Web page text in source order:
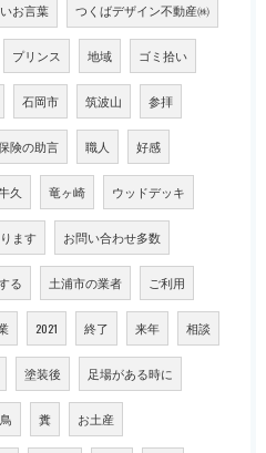
お言葉 つくばデザイン不動産㈱
プリンス 地域 ゴミ拾い
石岡市 筑波山 参拝
険の助言 職人 好感
久 竜ヶ崎 ウッドデッキ
ます お問い合わせ多数
る 土浦市の業者 ご利用
2021 終了 来年 相談
塗装後 足場がある時に
鳥 糞 お土産